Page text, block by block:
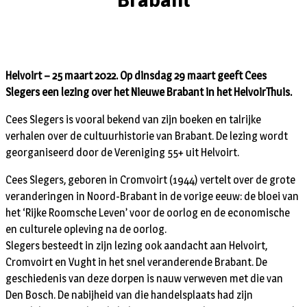
Helvoirt – 25 maart 2022. Op dinsdag 29 maart geeft Cees
Slegers een lezing over het Nieuwe Brabant in het HelvoirThuis.
Cees Slegers is vooral bekend van zijn boeken en talrijke
verhalen over de cultuurhistorie van Brabant. De lezing wordt
georganiseerd door de Vereniging 55+ uit Helvoirt.
Cees Slegers, geboren in Cromvoirt (1944) vertelt over de grote
veranderingen in Noord-Brabant in de vorige eeuw: de bloei van
het ‘Rijke Roomsche Leven’ voor de oorlog en de economische
en culturele opleving na de oorlog.
Slegers besteedt in zijn lezing ook aandacht aan Helvoirt,
Cromvoirt en Vught in het snel veranderende Brabant. De
geschiedenis van deze dorpen is nauw verweven met die van
Den Bosch. De nabijheid van die handelsplaats had zijn